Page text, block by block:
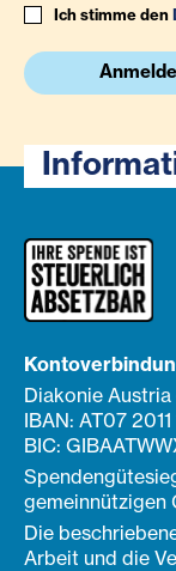
Ich stimme den
Diakonie
IBAN: AT07
BIC:
gemeinnützigen
Die
Arbeit und die